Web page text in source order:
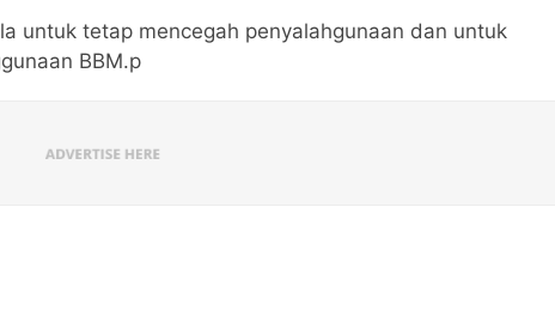
untuk tetap mencegah penyalahgunaan dan untuk
BBM.p